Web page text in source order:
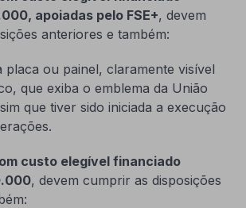
apoiadas pelo FSE+, devem
anteriores e também:
placa ou painel, claramente visível
que exiba o emblema da União
que tiver sido iniciada a execução
custo elegível financiado
, devem cumprir as disposições